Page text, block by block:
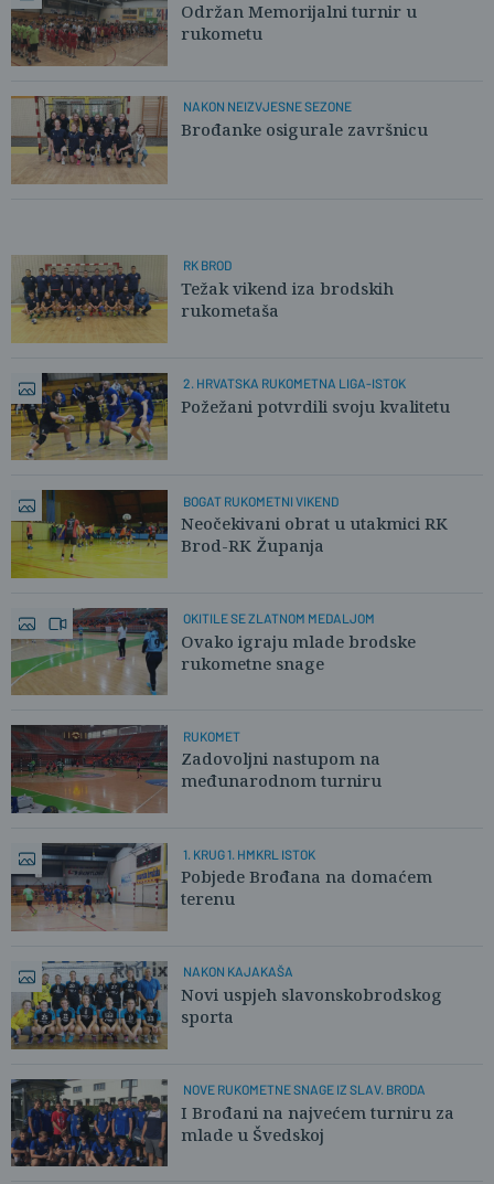
Održan Memorijalni turnir u
rukometu
NAKON NEIZVJESNE SEZONE
Brođanke osigurale završnicu
RK BROD
Težak vikend iza brodskih
rukometaša
2. HRVATSKA RUKOMETNA LIGA-ISTOK
Požežani potvrdili svoju kvalitetu
BOGAT RUKOMETNI VIKEND
Neočekivani obrat u utakmici RK
Brod-RK Županja
OKITILE SE ZLATNOM MEDALJOM
Ovako igraju mlade brodske
rukometne snage
RUKOMET
Zadovoljni nastupom na
međunarodnom turniru
1. KRUG 1. HMKRL ISTOK
Pobjede Brođana na domaćem
terenu
NAKON KAJAKAŠA
Novi uspjeh slavonskobrodskog
sporta
NOVE RUKOMETNE SNAGE IZ SLAV. BRODA
I Brođani na najvećem turniru za
mlade u Švedskoj